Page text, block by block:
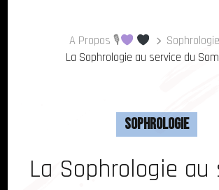
A Propos 🎙
Sophrologie
La Sophrologie au service du
Sophrologie
La Sophrologie au